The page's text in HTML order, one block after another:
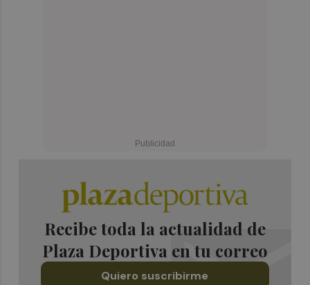
Recibe toda la actualidad de
Plaza Deportiva en tu correo
Quiero suscribirme